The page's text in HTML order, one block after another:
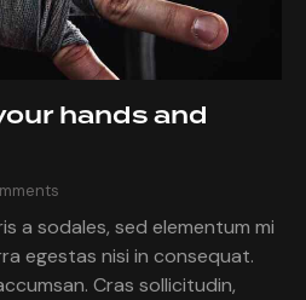
hands and
a sodales, sed elementum mi
egestas nisi in consequat.
Cras sollicitudin,